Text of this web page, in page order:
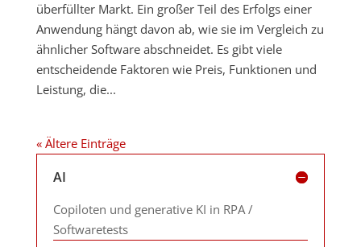
überfüllter Markt. Ein großer Teil des Erfolgs einer
Anwendung hängt davon ab, wie sie im Vergleich zu
ähnlicher Software abschneidet. Es gibt viele
entscheidende Faktoren wie Preis, Funktionen und
Leistung, die...
« Ältere Einträge
AI
Copiloten und generative KI in RPA /
Softwaretests